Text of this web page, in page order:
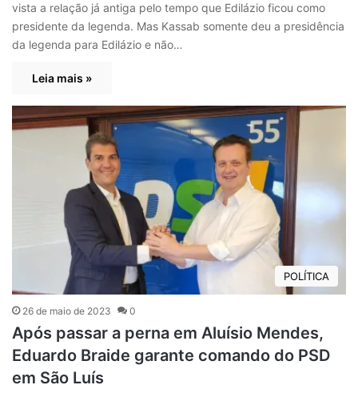
vista a relação já antiga pelo tempo que Edilázio ficou como
presidente da legenda. Mas Kassab somente deu a presidência
da legenda para Edilázio e não…
Leia mais »
POLÍTICA
26 de maio de 2023 0
Após passar a perna em Aluísio Mendes,
Eduardo Braide garante comando do PSD
em São Luís